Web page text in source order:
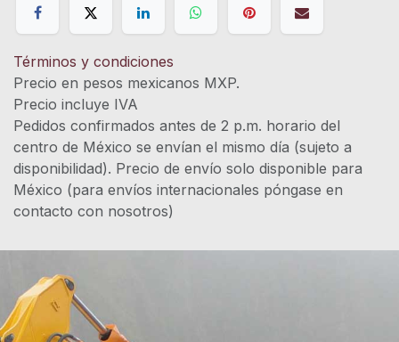
Términos y condiciones
Precio en pesos mexicanos MXP.
Precio incluye IVA
Pedidos confirmados antes de 2 p.m. horario del
centro de México se envían el mismo día (sujeto a
disponibilidad). Precio de envío solo disponible para
México (para envíos internacionales póngase en
contacto con nosotros)